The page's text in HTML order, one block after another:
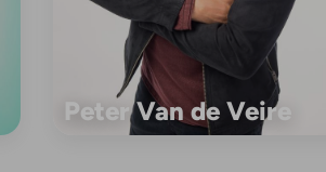
Peter Van de Veire